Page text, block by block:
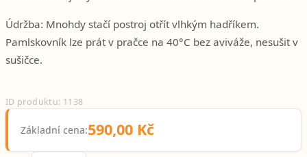
Údržba: Mnohdy stačí postroj otřít vlhkým hadříkem.
Pamlskovník lze prát v pračce na 40°C bez aviváže, nesušit v
sušičce.
ID produktu: 1138
Základní cena:590,00 Kč